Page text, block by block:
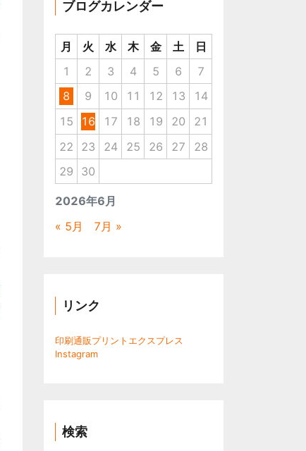
ブログカレンダー
2026年6月
月 火 水 木 金 土
日
1
2 3 4 5 6
7
8
9 10 11 12 13
14
15
16 17 18 19 20
21
22
23 24 25 26 27
28
29
30
« 5月 7月 »
リンク
印刷通販プリントエクスプレス
Instagram
検索